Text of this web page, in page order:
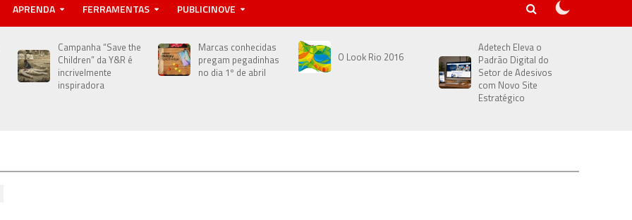
APRENDA FERRAMENTAS PUBLICINOVE
Campanha “Save the
Children” da Y&R é
incrivelmente
inspiradora
Marcas conhecidas
pregam pegadinhas
no dia 1º de abril
O Look Rio 2016
Adetech Eleva o
Padrão Digital do
Setor de Adesivos
com Novo Site
Estratégico